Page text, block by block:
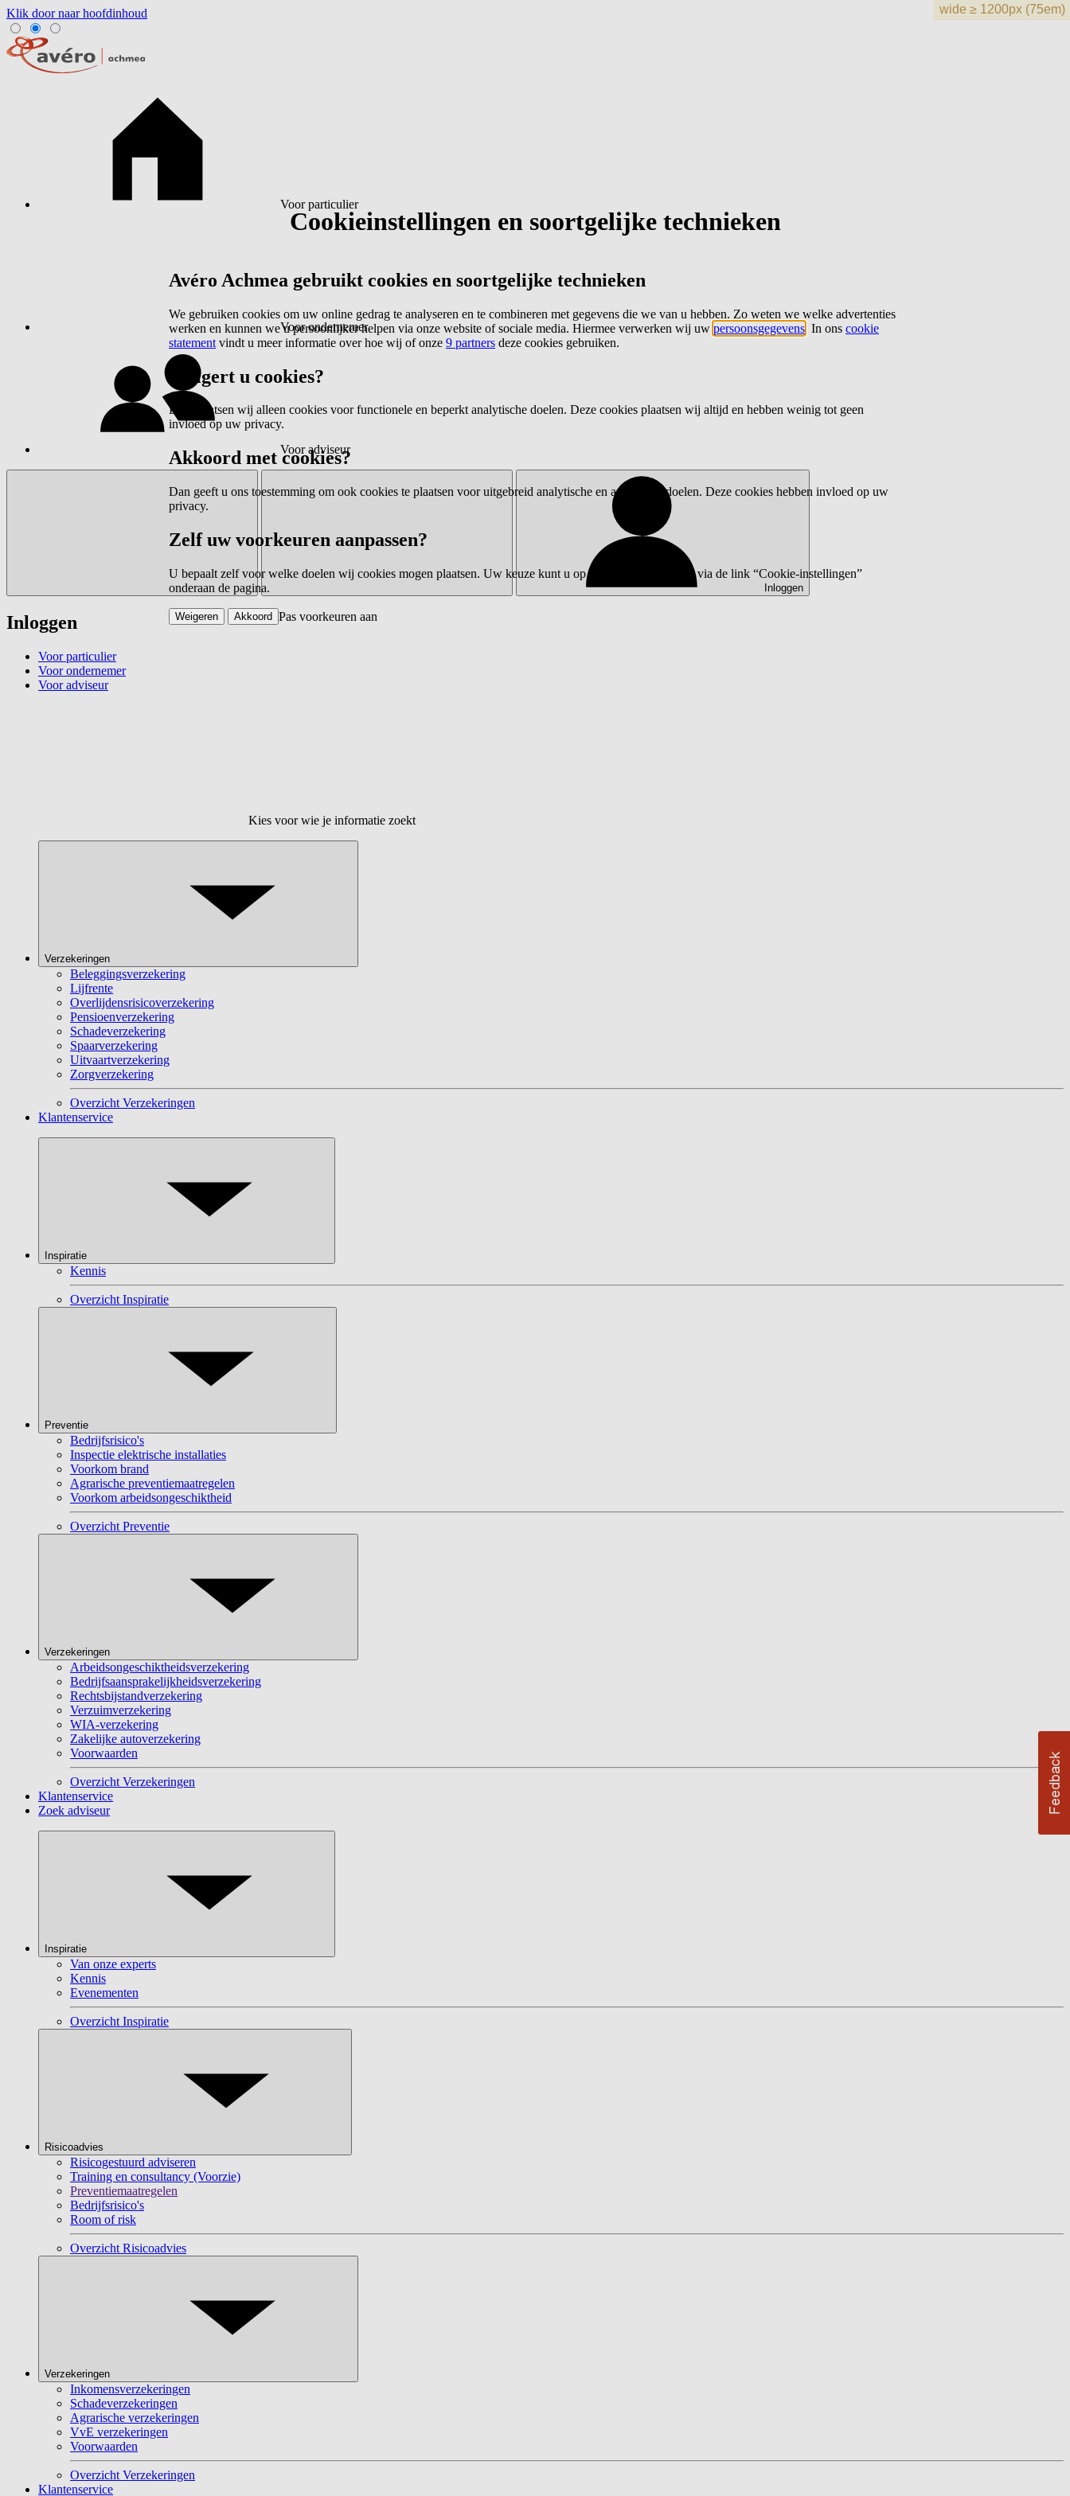
Klik door naar hoofdinhoud
Voor particulier
Voor ondernemer
Voor adviseur
Inloggen
Inloggen
Voor particulier
Voor ondernemer
Voor adviseur
Kies voor wie je informatie zoekt
Verzekeringen
Beleggingsverzekering
Lijfrente
Overlijdensrisicoverzekering
Pensioenverzekering
Schadeverzekering
Spaarverzekering
Uitvaartverzekering
Zorgverzekering
Overzicht Verzekeringen
Klantenservice
Inspiratie
Kennis
Overzicht Inspiratie
Preventie
Bedrijfsrisico's
Inspectie elektrische installaties
Voorkom brand
Agrarische preventiemaatregelen
Voorkom arbeidsongeschiktheid
Overzicht Preventie
Verzekeringen
Arbeidsongeschiktheidsverzekering
Bedrijfsaansprakelijkheidsverzekering
Rechtsbijstandverzekering
Verzuimverzekering
WIA-verzekering
Zakelijke autoverzekering
Voorwaarden
Overzicht Verzekeringen
Klantenservice
Zoek adviseur
Inspiratie
Van onze experts
Kennis
Evenementen
Overzicht Inspiratie
Risicoadvies
Risicogestuurd adviseren
Training en consultancy (Voorzie)
Preventiemaatregelen
Bedrijfsrisico's
Room of risk
Overzicht Risicoadvies
Verzekeringen
Inkomensverzekeringen
Schadeverzekeringen
Agrarische verzekeringen
VvE verzekeringen
Voorwaarden
Overzicht Verzekeringen
Klantenservice
Cookieinstellingen en soortgelijke technieken
Avéro Achmea gebruikt cookies en soortgelijke technieken
We gebruiken cookies om uw online gedrag te analyseren en te combineren met gegevens die we van u hebben. Zo weten we welke advertenties
werken en kunnen we u persoonlijker helpen via onze website of sociale media. Hiermee verwerken wij uw persoonsgegevens . In ons cookie
statement vindt u meer informatie over hoe wij of onze 9 partners deze cookies gebruiken.
Weigert u cookies?
Dan plaatsen wij alleen cookies voor functionele en beperkt analytische doelen. Deze cookies plaatsen wij altijd en hebben weinig tot geen
invloed op uw privacy.
Akkoord met cookies?
Dan geeft u ons toestemming om ook cookies te plaatsen voor uitgebreid analytische en advertentiedoelen. Deze cookies hebben invloed op uw
privacy.
Zelf uw voorkeuren aanpassen?
U bepaalt zelf voor welke doelen wij cookies mogen plaatsen. Uw keuze kunt u op elk moment wijzigen via de link “Cookie-instellingen”
onderaan de pagina.
Pas voorkeuren aan
Weigeren Akkoord